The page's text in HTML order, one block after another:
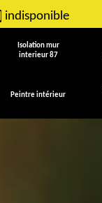
indisponible
Isolation mur
interieur 87
Peintre intérieur